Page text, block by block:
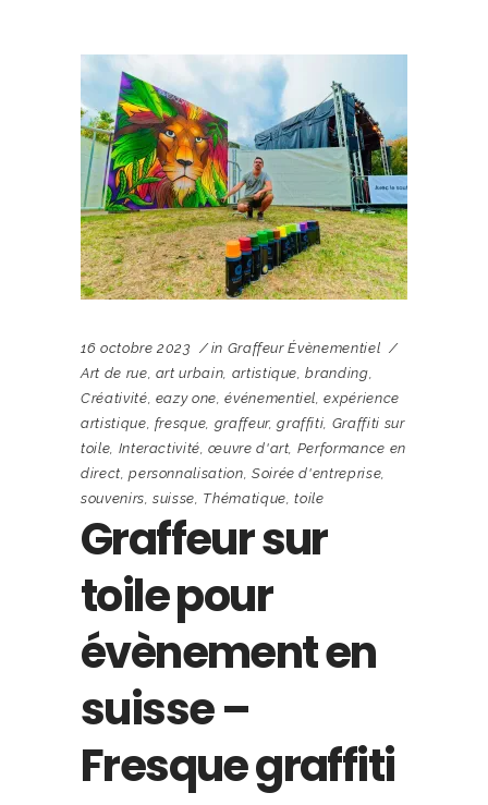
16 octobre 2023 in Graffeur Évènementiel
Art de rue, art urbain, artistique,branding,
Créativité, eazy one,événementiel,expérience
artistique, fresque, graffeur,graffiti, Graffiti sur
toile, Interactivité,œuvre d'art, Performance en
direct,personnalisation, Soirée d'entreprise,
souvenirs,suisse, Thématique,toile
Graffeur sur
toile pour
évènement en
suisse –
Fresque graffiti